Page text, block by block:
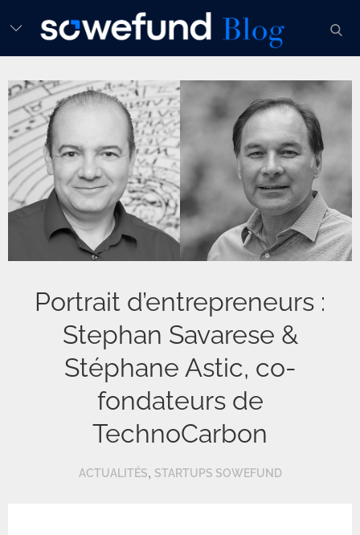
to
Portrait d’entrepreneurs :
Stephan Savarese &
Stéphane Astic, co-
fondateurs de
TechnoCarbon
ACTUALITÉS, STARTUPS SOWEFUND